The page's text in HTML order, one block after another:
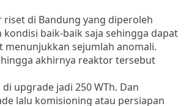
di Bandung yang diperoleh
baik-baik saja sehingga dapat
sejumlah anomali.
akhirnya reaktor tersebut
upgrade jadi 250 WTh. Dan
lalu komisioning atau persiapan